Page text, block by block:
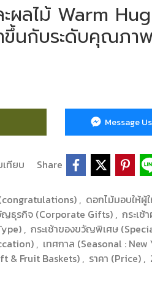
ผลไม้ Warm
ขึ้นกับระดับคุณภา
Message Us
เทียบ Share
, ดอกไม้มอบให้ผู้
ธุรกิจ (Corporate Gifts) , กระเช้
, กระเช้าของขวัญพิเศษ
, เทศกาล (Seasonal : New
& Fruit Baskets) , ราคา (Price) ,